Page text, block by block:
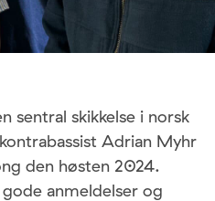
sentral skikkelse i norsk
Adrian Myhr
den høsten 2024.
anmeldelser og